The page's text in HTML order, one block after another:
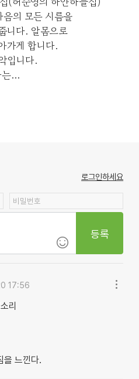
의 모든 시름을
니다. 알몸으로
가게 합니다.
입니다.
...
로그인하세요
등록
17:56
리
을 느낀다.